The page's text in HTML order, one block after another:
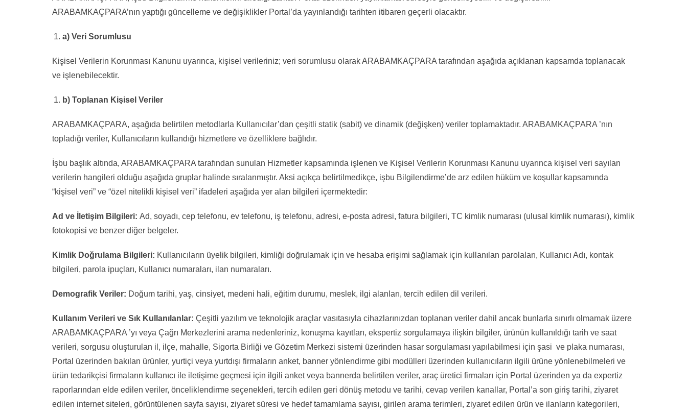
ARABAMKAÇPARA’nın yaptığı güncelleme ve değişiklikler Portal’da yayınlandığı tarihten itibaren geçerli olacaktır.
a) Veri Sorumlusu
Kişisel Verilerin Korunması Kanunu uyarınca, kişisel verileriniz; veri sorumlusu olarak ARABAMKAÇPARA tarafından aşağıda açıklanan kapsamda toplanacak
ve işlenebilecektir.
b) Toplanan Kişisel Veriler
ARABAMKAÇPARA, aşağıda belirtilen metodlarla Kullanıcılar’dan çeşitli statik (sabit) ve dinamik (değişken) veriler toplamaktadır. ARABAMKAÇPARA ’nın
topladığı veriler, Kullanıcıların kullandığı hizmetlere ve özelliklere bağlıdır.
İşbu başlık altında, ARABAMKAÇPARA tarafından sunulan Hizmetler kapsamında işlenen ve Kişisel Verilerin Korunması Kanunu uyarınca kişisel veri sayılan
verilerin hangileri olduğu aşağıda gruplar halinde sıralanmıştır. Aksi açıkça belirtilmedikçe, işbu Bilgilendirme’de arz edilen hüküm ve koşullar kapsamında
“kişisel veri” ve “özel nitelikli kişisel veri” ifadeleri aşağıda yer alan bilgileri içermektedir:
Ad ve İletişim Bilgileri: Ad, soyadı, cep telefonu, ev telefonu, iş telefonu, adresi, e-posta adresi, fatura bilgileri, TC kimlik numarası (ulusal kimlik numarası), kimlik
fotokopisi ve benzer diğer belgeler.
Kimlik Doğrulama Bilgileri: Kullanıcıların üyelik bilgileri, kimliği doğrulamak için ve hesaba erişimi sağlamak için kullanılan parolaları, Kullanıcı Adı, kontak
bilgileri, parola ipuçları, Kullanıcı numaraları, ilan numaraları.
Demografik Veriler: Doğum tarihi, yaş, cinsiyet, medeni hali, eğitim durumu, meslek, ilgi alanları, tercih edilen dil verileri.
Kullanım Verileri ve Sık Kullanılanlar: Çeşitli yazılım ve teknolojik araçlar vasıtasıyla cihazlarınızdan toplanan veriler dahil ancak bunlarla sınırlı olmamak üzere
ARABAMKAÇPARA ’yı veya Çağrı Merkezlerini arama nedenleriniz, konuşma kayıtları, ekspertiz sorgulamaya ilişkin bilgiler, ürünün kullanıldığı tarih ve saat
verileri, sorgusu oluşturulan il, ilçe, mahalle, Sigorta Birliği ve Gözetim Merkezi sistemi üzerinden hasar sorgulaması yapılabilmesi için şasi ve plaka numarası,
Portal üzerinden bakılan ürünler, yurtiçi veya yurtdışı firmaların anket, banner yönlendirme gibi modülleri üzerinden kullanıcıların ilgili ürüne yönlenebilmeleri ve
ürün tedarikçisi firmaların kullanıcı ile iletişime geçmesi için ilgili anket veya bannerda belirtilen veriler, araç üretici firmaları için Portal üzerinden ya da expertiz
raporlarından elde edilen veriler, önceliklendirme seçenekleri, tercih edilen geri dönüş metodu ve tarihi, cevap verilen kanallar, Portal’a son giriş tarihi, ziyaret
edilen internet siteleri, görüntülenen sayfa sayısı, ziyaret süresi ve hedef tamamlama sayısı, girilen arama terimleri, ziyaret edilen ürün ve ilanların kategorileri,